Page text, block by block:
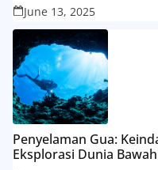
June 13, 2025
Penyelaman Gua:
Eksplorasi Dunia